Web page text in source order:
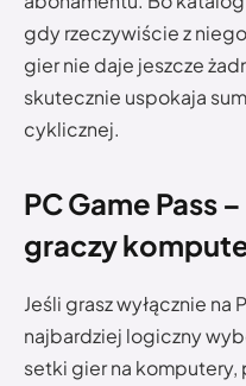
gdy rzeczywiście z
gier nie daje jeszcze
skutecznie uspokaja
cyklicznej.
PC Game Pass
graczy
Jeśli grasz wyłącznie na
najbardziej logiczny
setki gier na komputery,